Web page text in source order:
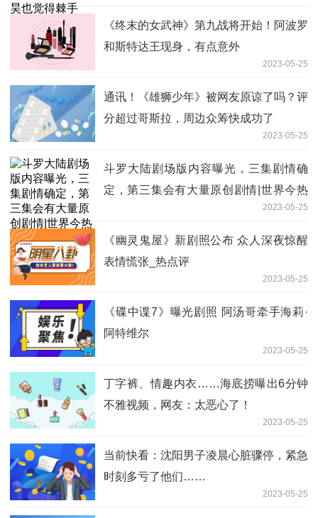
《终末的女武神》第九战将开始！阿波罗
和斯特达王现身，有点意外
2023-05-25
通讯！《雄狮少年》被网友原谅了吗？评
分超过哥斯拉，周边众筹快成功了
2023-05-25
斗罗大陆剧场版内容曝光，三集剧情确
定，第三集会有大量原创剧情|世界今热
2023-05-25
《幽灵鬼屋》新剧照公布 众人深夜惊醒
表情慌张_热点评
2023-05-25
《碟中谍7》曝光剧照 阿汤哥牵手海莉·
阿特维尔
2023-05-25
丁字裤、情趣内衣……海底捞曝出6分钟
不雅视频，网友：太恶心了！
2023-05-25
当前快看：沈阳男子凌晨心脏骤停，紧急
时刻多亏了他们……
2023-05-25